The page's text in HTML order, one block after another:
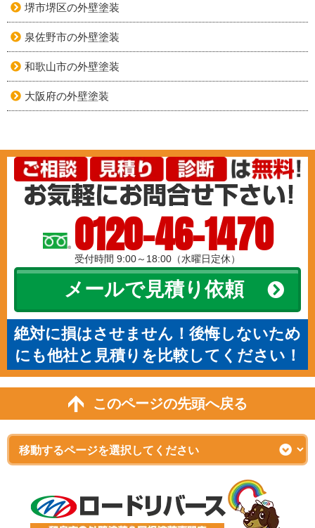
堺市堺区の外壁塗装
泉佐野市の外壁塗装
和歌山市の外壁塗装
大阪府の外壁塗装
0120-46-1470
受付時間 9:00～18:00（水曜日定休）
メールで見積り依頼
絶対に損はさせません！後悔しないため
にも他社と見積りを比較してください！
このページの先頭へ戻る